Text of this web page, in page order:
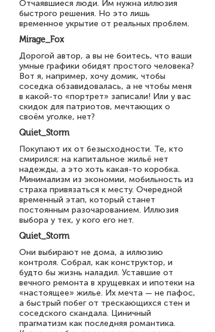
Отчаявшиеся люди. Им нужна иллюзия
быстрого решения. Но это лишь
временное укрытие от реальных проблем.
Mirage_Fox
Дорогой автор, а вы не боитесь, что ваши
умные графики обидят простого человека?
Вот я, например, хочу домик, чтобы
соседка обзавидовалась, а не чтобы меня
в какой-то «портрет» записали! Или у вас
скидок для патриотов, мечтающих о
своём уголке, нет?
Quiet_Storm
Покупают их от безысходности. Те, кто
смирился: на капитальное жильё нет
надежды, а это хоть какая-то коробка.
Минимализм из экономии, мобильность из
страха привязаться к месту. Очередной
временный этап, который станет
постоянным разочарованием. Иллюзия
выбора у тех, у кого его нет.
Quiet_Storm
Они выбирают не дома, а иллюзию
контроля. Собрал, как конструктор, и
будто бы жизнь наладил. Уставшие от
вечного ремонта в хрущевках и ипотеки на
«настоящее» жилье. Их мечта — не пафос,
а быстрый побег от трескающихся стен и
соседского скандала. Циничный
прагматизм как последняя романтика.